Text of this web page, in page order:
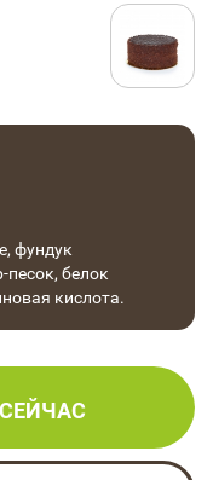
фундук
песок, белок
кислота.